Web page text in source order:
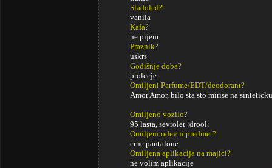
Sladoled?
vanila
Kafa?
ne pijem
Praznik?
uskrs
Godišnje doba?
prolecje
Omiljeni Parfume/EDT/deodorant?
Amor Amor, bilo sta sto mirise na
Omiljeno vozilo?
95 lasta, sevrolet :drool:
Omiljeni odevni predmet?
crne pantalone
Omiljena aplikacija na majici?
ne volim aplikacije